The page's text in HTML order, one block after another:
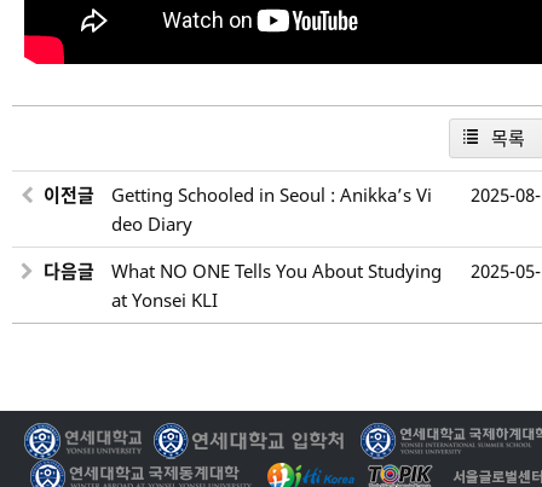
목록
이전글
Getting Schooled in Seoul : Anikka’s Vi
deo Diary
2025-
다음글
What NO ONE Tells You About Studying
at Yonsei KLI
2025-